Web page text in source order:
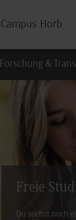
Campus Horb
Forschung &
Freie
Du suchst noch